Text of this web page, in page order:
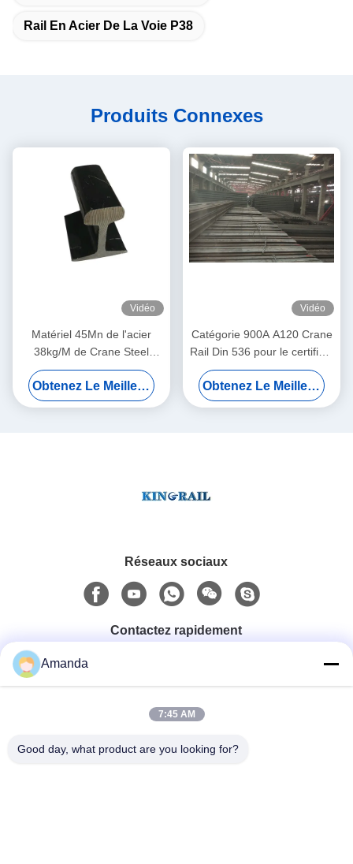
Rail En Acier De La Voie P38
Produits Connexes
Vidéo
Matériel 45Mn de l'acier
38kg/M de Crane Steel
Track Rail P24 P30 P38
Obtenez Le Meilleur Prix
Vidéo
Catégorie 900A A120 Crane
Rail Din 536 pour le certificat
d'OIN de grue de portique
Obtenez Le Meilleur Prix
Réseaux sociaux
Contactez rapidement
0086-15556982932
Email
Amanda
7:45 AM
Good day, what product are you looking for?